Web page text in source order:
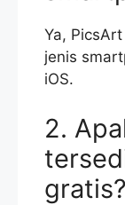
Ya,
jenis
iOS.
2.
gratis?